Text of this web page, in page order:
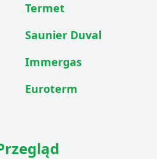
Termet
Saunier Duval
Immergas
Euroterm